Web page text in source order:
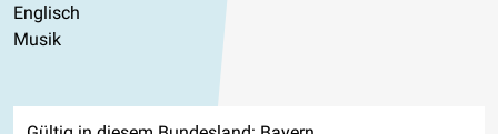
Englisch
Musik